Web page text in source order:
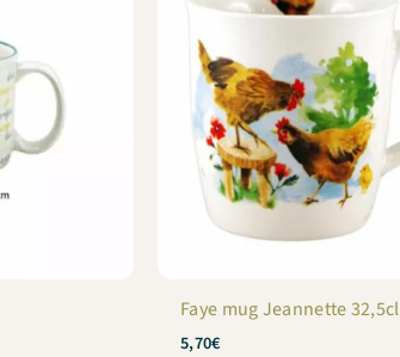
Faye mug Jeannette 32,5cl
5,70€